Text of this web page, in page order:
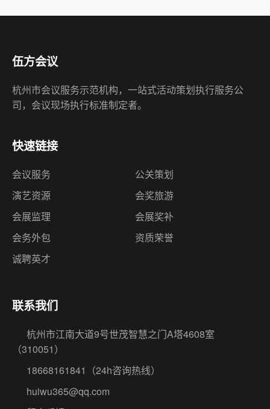
伍方会议
杭州市会议服务示范机构，一站式活动策划执行服务公
司，会议现场执行标准制定者。
快速链接
会议服务
公关策划
演艺资源
会奖旅游
会展监理
会展奖补
会务外包
资质荣誉
诚聘英才
联系我们
杭州市江南大道9号世茂智慧之门A塔4608室
（310051）
18668161841
（24h咨询热线）
huiwu365@qq.com